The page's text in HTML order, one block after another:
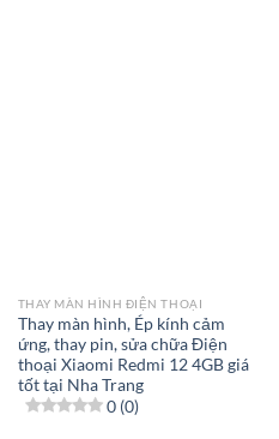
THAY MÀN HÌNH ĐIỆN THOẠI
Thay màn hình, Ép kính cảm
ứng, thay pin, sửa chữa Điện
thoại Xiaomi Redmi 12 4GB giá
tốt tại Nha Trang
0 (0)